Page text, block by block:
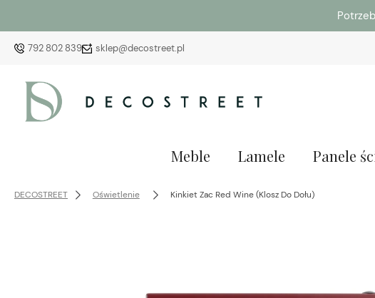
792 802 839 sklep@decostreet.pl
Meble Lamele Panele
DECOSTREET Oświetlenie Kinkiet Zac Red Wine (Klosz Do Dołu)